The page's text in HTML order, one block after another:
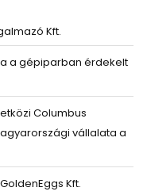
Kft.
a gépiparban érdekelt
Columbus
vállalata a
Kft.